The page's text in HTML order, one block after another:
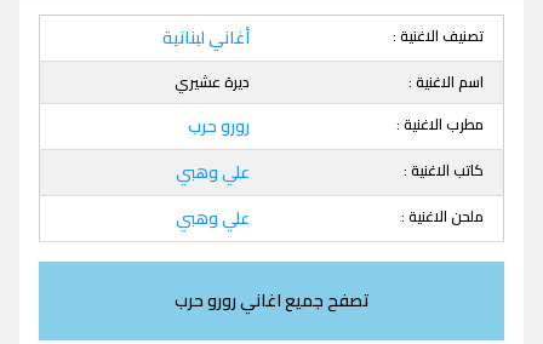
تصنيف الاغنية : أغاني لبنانية
اسم الاغنية :
ديرة عشيري
مطرب الاغنية :
رورو حرب
كاتب الاغنية : علي وهبي
ملحن الاغنية : علي وهبي
تصفح جميع اغاني رورو حرب